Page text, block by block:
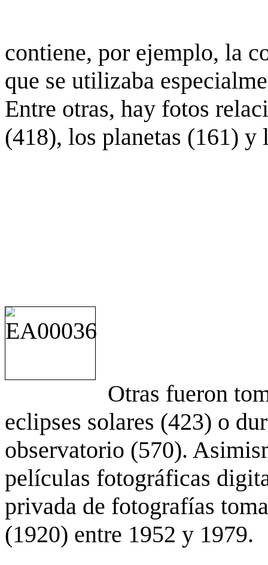
contiene, por ejemplo, la
que se utilizaba
Entre otras, hay fotos
(418), los planetas (161) y
Otras fueron
eclipses solares (423) o
observatorio (570).
películas fotográficas
privada de fotografías
(1920) entre 1952 y 1979.